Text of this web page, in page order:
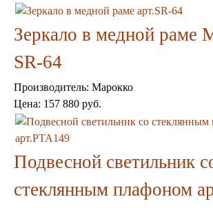
Шкафы
Ширмы
Обеденные группы
Спальня Марокко
Светильники для хамама
Курны в хамам
Кувшины и чаши в хамам
Раковины латунные и медные
Медные тазы и ведра
Текстиль для хамама
Зеркало в медной раме
SR-64
Производитель: Марокко
Цена: 157 880 руб.
Подвесной светильник
стеклянным плафоном